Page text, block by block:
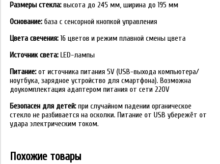
Размеры стекла: высота до 245 мм, ширина до 195 мм
Основание: база с сенсорной кнопкой управления
Цвета свечения: 16 цветов и режим плавной смены цвета
Источник света: LED-лампы
Питание: от источника питания 5V (USB-выхода компьютера/
ноутбука, зарядное устройство для смартфона). Возможна
доукомплектация адаптером питания от сети 220V
Безопасен для детей: при случайном падении органическое
стекло не разбивается на осколки. Питание от USB убережёт от
удара электрическим током.
Похожие товары